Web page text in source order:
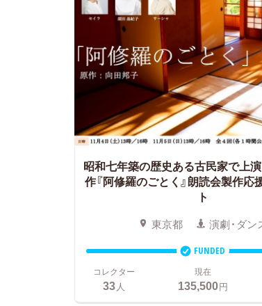
昭和七年築の歴史ある古民家で上演
作『阿修羅のごとく』朗読会製作応
ト
東京都 演劇・ダン
FUNDED
コレクター
33人
現在
135,500円